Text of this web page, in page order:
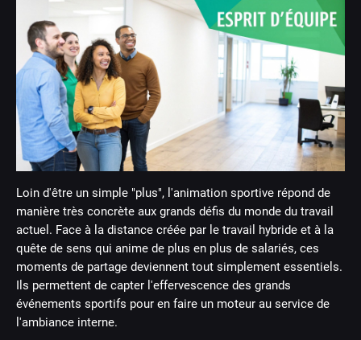
Loin d'être un simple "plus", l'animation sportive répond de
manière très concrète aux grands défis du monde du travail
actuel. Face à la distance créée par le travail hybride et à la
quête de sens qui anime de plus en plus de salariés, ces
moments de partage deviennent tout simplement essentiels.
Ils permettent de capter l'effervescence des grands
événements sportifs pour en faire un moteur au service de
l'ambiance interne.